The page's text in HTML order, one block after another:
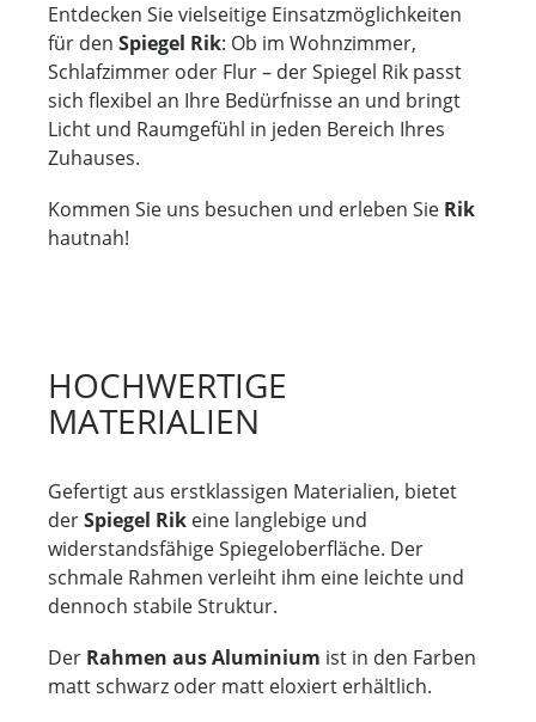
Entdecken Sie vielseitige Einsatzmöglichkeiten
für den Spiegel Rik: Ob im Wohnzimmer,
Schlafzimmer oder Flur – der Spiegel Rik passt
sich flexibel an Ihre Bedürfnisse an und bringt
Licht und Raumgefühl in jeden Bereich Ihres
Zuhauses.
Kommen Sie uns besuchen und erleben Sie Rik
hautnah!
HOCHWERTIGE
MATERIALIEN
Gefertigt aus erstklassigen Materialien, bietet
derSpiegel Rik eine langlebige und
widerstandsfähige Spiegeloberfläche. Der
schmale Rahmen verleiht ihm eine leichte und
dennoch stabile Struktur.
Der Rahmen aus Aluminium ist in den Farben
matt schwarz oder matt eloxiert erhältlich.